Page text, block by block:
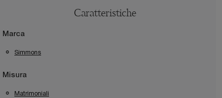
Caratteristiche
Marca
Simmons
Misura
Matrimoniali